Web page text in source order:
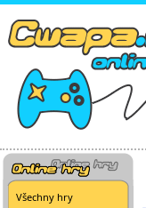
Všechny hry